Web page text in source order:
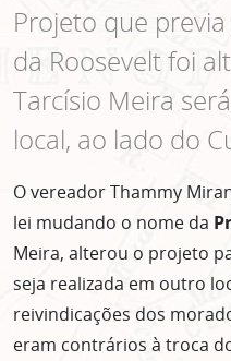
Projeto que
da Roosevelt foi
Tarcísio Meira
local, ao lado do
O vereador Thammy
lei mudando o nome da
Meira, alterou o projeto
seja realizada em outro
reivindicações dos
eram contrários à troca